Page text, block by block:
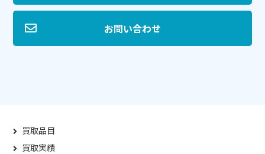
お問い合わせ
買取品目
買取実績